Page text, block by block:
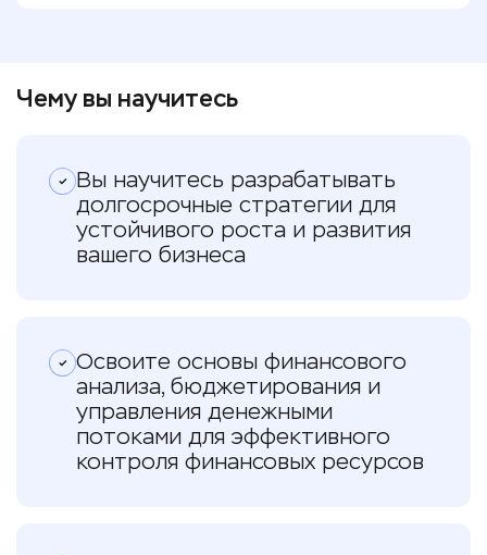
Чему вы научитесь
Вы научитесь разрабатывать
долгосрочные стратегии для
устойчивого роста и развития
вашего бизнеса
Освоите основы финансового
анализа, бюджетирования и
управления денежными
потоками для эффективного
контроля финансовых ресурсов